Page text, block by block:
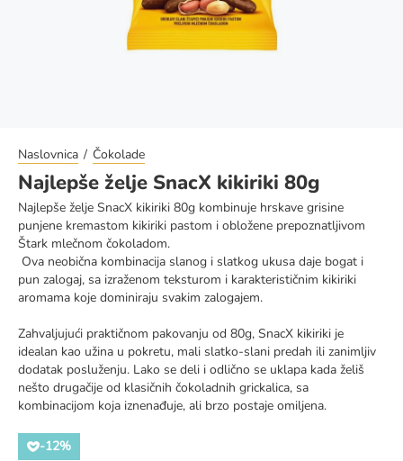
Naslovnica Čokolade
Najlepše želje SnacX kikiriki 80g
Najlepše želje SnacX kikiriki 80g kombinuje hrskave grisine
punjene kremastom kikiriki pastom i obložene prepoznatljivom
Štark mlečnom čokoladom.
Ova neobična kombinacija slanog i slatkog ukusa daje bogat i
pun zalogaj, sa izraženom teksturom i karakterističnim kikiriki
aromama koje dominiraju svakim zalogajem.
Zahvaljujući praktičnom pakovanju od 80g, SnacX kikiriki je
idealan kao užina u pokretu, mali slatko-slani predah ili zanimljiv
dodatak posluženju. Lako se deli i odlično se uklapa kada želiš
nešto drugačije od klasičnih čokoladnih grickalica, sa
kombinacijom koja iznenađuje, ali brzo postaje omiljena.
-12%